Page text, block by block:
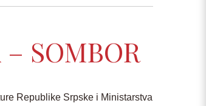
SOMBOR
Republike Srpske i Ministarstva